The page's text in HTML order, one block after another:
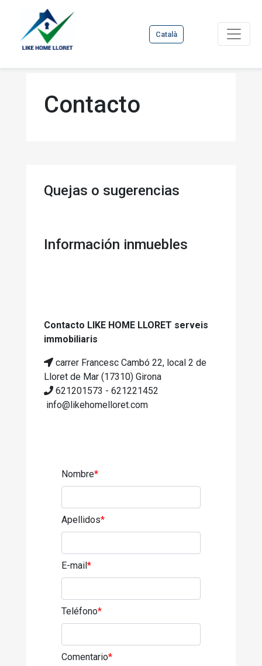
Català
Contacto
Quejas o sugerencias
Información inmuebles
Contacto LIKE HOME LLORET serveis
immobiliaris
carrer Francesc Cambó 22, local 2 de
Lloret de Mar (17310) Girona
621201573 - 621221452
info@likehomelloret.com
Nombre*
Apellidos*
E-mail*
Teléfono*
Comentario*